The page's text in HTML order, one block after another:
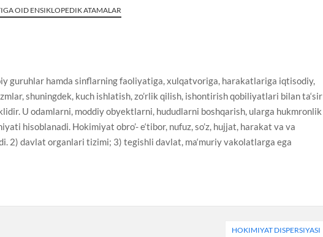
OID ENSIKLOPEDIK ATAMALAR
guruhlar hamda sinflarning faoliyatiga, xulqatvoriga, harakatlariga iqtisodiy,
shuningdek, kuch ishlatish, zo’rlik qilish, ishontirish qobiliyatlari bilan ta‘sir
U odamlarni, moddiy obyektlarni, hududlarni boshqarish, ularga hukmronlik
hisoblanadi. Hokimiyat obro’- e‘tibor, nufuz, so’z, hujjat, harakat va va
2) davlat organlari tizimi; 3) tegishli davlat, ma‘muriy vakolatlarga ega
HOKIMIYAT DISPERSIYASI